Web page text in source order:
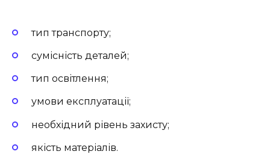
тип транспорту;
сумісність деталей;
тип освітлення;
умови експлуатації;
необхідний рівень захисту;
якість матеріалів.